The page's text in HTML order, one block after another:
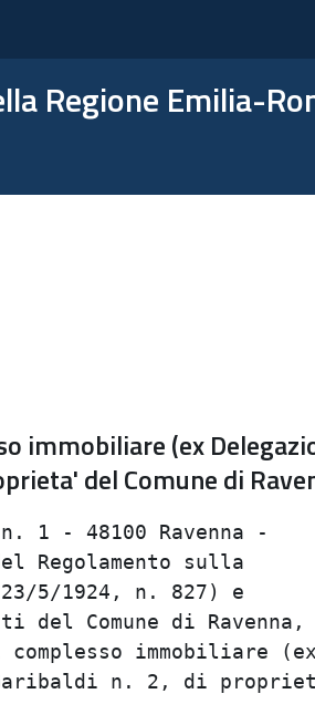
Regione Emilia-
immobiliare (ex
del Comune di
Popolo n. 1 -
- 76 del
(R.D. 23/5/
del Comune
del complesso
Garibaldi n. 2,